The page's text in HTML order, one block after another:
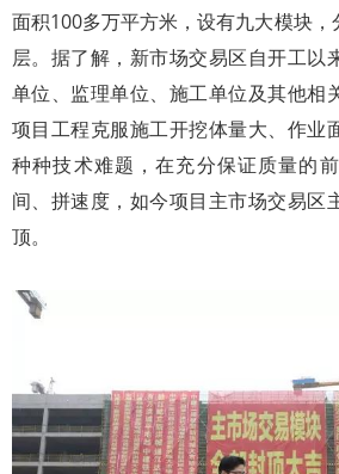
面积100多万平方米，设有九大模块
层。据了解，新市场交易区自开工以
单位、监理单位、施工单位及其他相
项目工程克服施工开挖体量大、作业
种种技术难题，在充分保证质量的
间、拼速度，如今项目主市场交易区
顶。